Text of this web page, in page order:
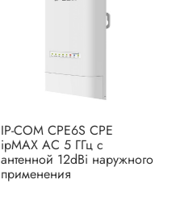
IP-COM CPE6S CPE
ipMAX AC 5 ГГц с
антенной 12dBi наружного
применения